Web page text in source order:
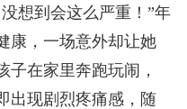
想到会这么严重！”年
康，一场意外却让她
子在家里奔跑玩闹，
出现剧烈疼痛感，随